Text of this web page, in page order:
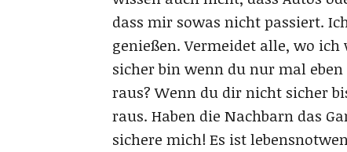
dass mir sowas nicht passiert.
genießen. Vermeidet alle, wo
sicher bin wenn du nur mal
raus? Wenn du dir nicht sicher
raus. Haben die Nachbarn das
sichere mich! Es ist